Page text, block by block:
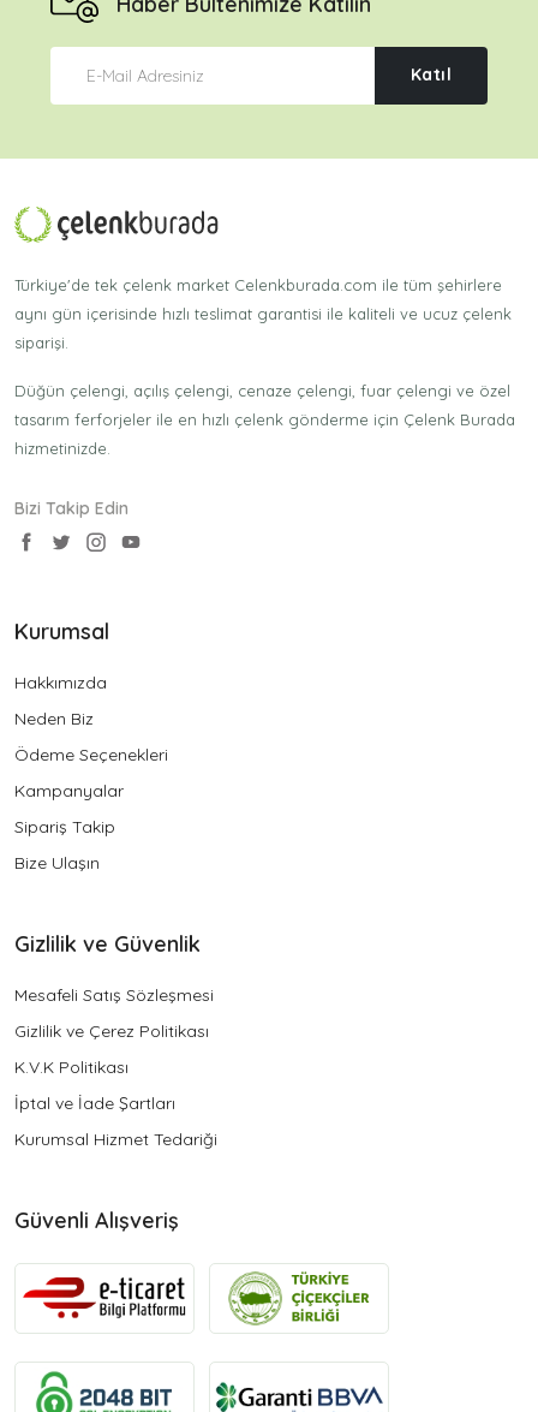
Katıl
Türkiye'de tek çelenk market Celenkburada.com ile tüm şehirlere
aynı gün içerisinde hızlı teslimat garantisi ile kaliteli ve ucuz çelenk
siparişi.
Düğün çelengi, açılış çelengi, cenaze çelengi, fuar çelengi ve özel
tasarım ferforjeler ile en hızlı çelenk gönderme için Çelenk Burada
hizmetinizde.
Bizi Takip Edin
Kurumsal
Hakkımızda
Neden Biz
Ödeme Seçenekleri
Kampanyalar
Sipariş Takip
Bize Ulaşın
Gizlilik ve Güvenlik
Mesafeli Satış Sözleşmesi
Gizlilik ve Çerez Politikası
K.V.K Politikası
İptal ve İade Şartları
Kurumsal Hizmet Tedariği
Güvenli Alışveriş